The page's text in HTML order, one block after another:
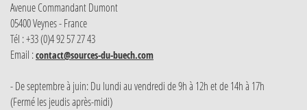
Avenue Commandant Dumont
05400 Veynes - France
Tél : +33 (0)4 92 57 27 43
Email :contact@sources-du-buech.com
- De septembre à juin: Du lundi au vendredi de 9h à 12h et de 14h à 17h
(Fermé les jeudis après-midi)